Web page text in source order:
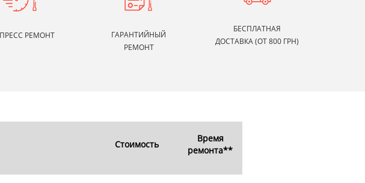
РЕМОНТ
ГАРАНТИЙНЫЙ
РЕМОНТ
БЕСПЛАТНАЯ
ДОСТАВКА (ОТ 800 ГРН)
Стоимость
Время
ремонта**